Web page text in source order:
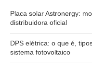
Placa solar Astronergy:
distribuidora oficial
DPS elétrica: o que é,
sistema fotovoltaico